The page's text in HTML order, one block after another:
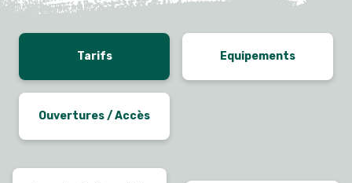
Tarifs Equipements
Ouvertures / Accès